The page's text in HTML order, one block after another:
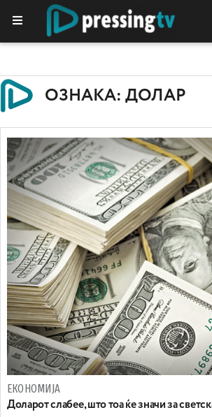
ОЗНАКА: ДОЛАР
ЕКОНОМИЈА
Доларот слабее, што тоа ќе значи за